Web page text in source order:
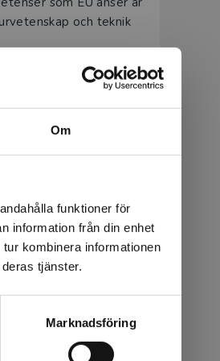
Om
funktioner för
information från din enhet
kombinera informationen
tjänster.
Marknadsföring
och teknik
för boken. De
handfast stöd till
i barngruppen beskrivs
att lärandet